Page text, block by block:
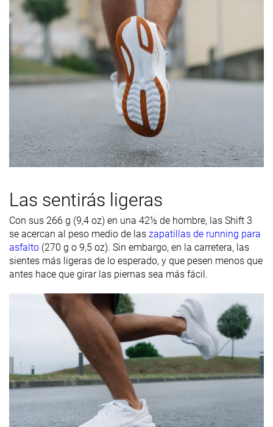
Las sentirás ligeras
Con sus 266 g (9,4 oz) en una 42½ de hombre, las Shift 3
se acercan al peso medio de las zapatillas de running para
asfalto (270 g o 9,5 oz). Sin embargo, en la carretera, las
sientes más ligeras de lo esperado, y que pesen menos que
antes hace que girar las piernas sea más fácil.